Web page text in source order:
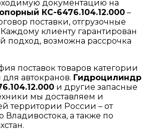
документацию на
КС-6476.104.12.000 –
поставки, отгрузочные
клиенту гарантирован
подход, возможна рассрочка
поставок товаров категории
автокранов. Гидроцилиндр
и другие запасные
мы доставляем и
территории России – от
Владивостока, а также по